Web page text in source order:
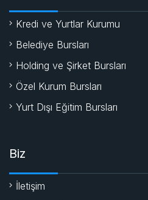
Kredi ve Yurtlar Kurumu
Belediye Bursları
Holding ve Şirket Bursları
Özel Kurum Bursları
Yurt Dışı Eğitim Bursları
Biz
İletişim